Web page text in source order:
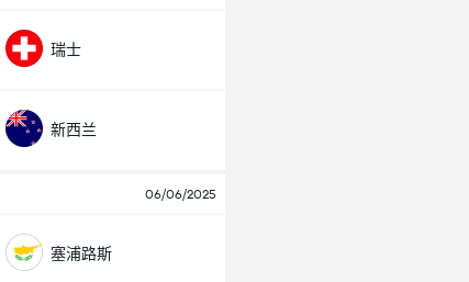
瑞士
新西兰
06/06/2025
塞浦路斯